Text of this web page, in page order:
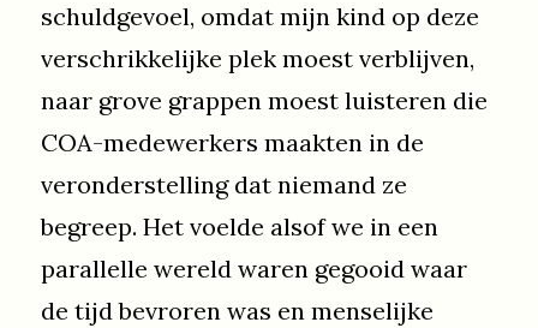
schuldgevoel, omdat mijn kind op deze
verschrikkelijke plek moest verblijven,
naar grove grappen moest luisteren die
COA-medewerkers maakten in de
veronderstelling dat niemand ze
begreep. Het voelde alsof we in een
parallelle wereld waren gegooid waar
de tijd bevroren was en menselijke